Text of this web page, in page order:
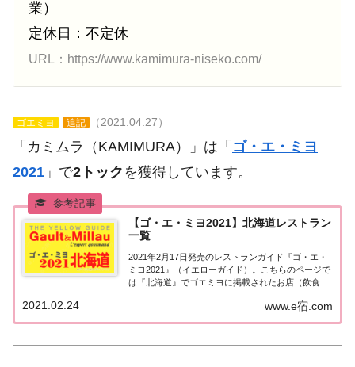
業）
定休日：不定休
URL：https://www.kamimura-niseko.com/
ゴエミヨ 追記 （2021.04.27）
「カミムラ（KAMIMURA）」は「 ゴ・エ・ミヨ
2021 」で2トック を獲得しています。
【ゴ・エ・ミヨ2021】北海道レストラン
一覧
2021年2月17日発売のレストランガイド『ゴ・エ・
ミヨ2021』（イエローガイド）。こちらのページで
は『北海道』でゴエミヨに掲載されたお店（飲食
エミヨ2021『北海道』北海道エリアで「ゴ・エ・ミ
ヨ2021」に掲載されたお店は34軒。...
www.e宿.com
2021.02.24